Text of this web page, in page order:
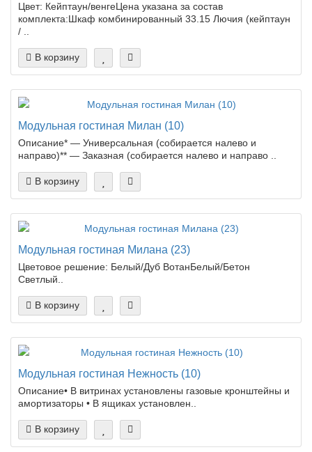
Цвет: Кейптаун/венгеЦена указана за состав
комплекта:Шкаф комбинированный 33.15 Лючия (кейптаун
/ ..
В корзину
Модульная гостиная Милан (10)
Описание* — Универсальная (собирается налево и
направо)** — Заказная (собирается налево и направо ..
В корзину
Модульная гостиная Милана (23)
Цветовое решение: Белый/Дуб ВотанБелый/Бетон
Светлый..
В корзину
Модульная гостиная Нежность (10)
Описание• В витринах установлены газовые кронштейны и
амортизаторы • В ящиках установлен..
В корзину